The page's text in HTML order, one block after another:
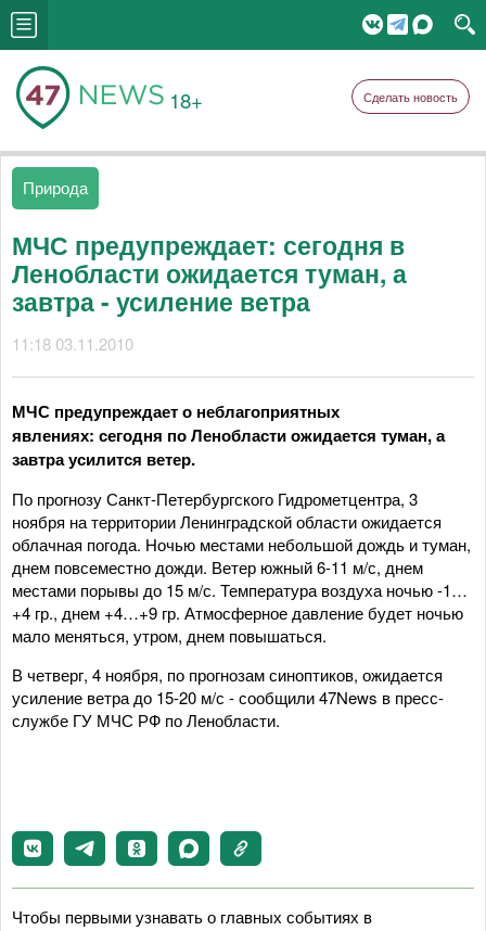
18+ Сделать новость
Природа
МЧС предупреждает: сегодня в
Ленобласти ожидается туман, а
завтра - усиление ветра
11:18 03.11.2010
МЧС предупреждает о неблагоприятных
явлениях: сегодня по Ленобласти ожидается туман, а
завтра усилится ветер.
По прогнозу Санкт-Петербургского Гидрометцентра, 3
ноября на территории Ленинградской области ожидается
облачная погода. Ночью местами небольшой дождь и туман,
днем повсеместно дожди. Ветер южный 6-11 м/с, днем
местами порывы до 15 м/с. Температура воздуха ночью -1…
+4 гр., днем +4…+9 гр. Атмосферное давление будет ночью
мало меняться, утром, днем повышаться.
В четверг, 4 ноября, по прогнозам синоптиков, ожидается
усиление ветра до 15-20 м/с - сообщили 47News в пресс-
службе ГУ МЧС РФ по Ленобласти.
Чтобы первыми узнавать о главных событиях в